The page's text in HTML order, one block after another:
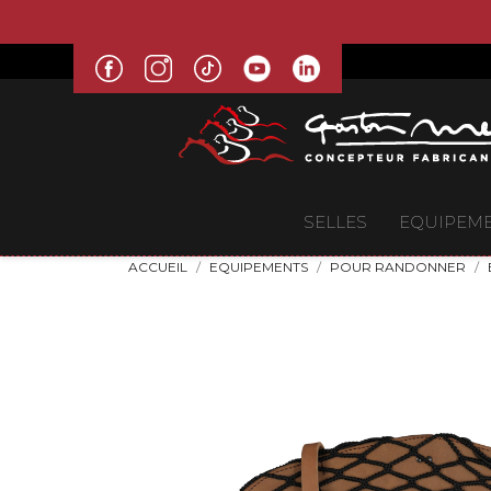
SELLES
ACCUEIL EQUIPEMENTS POUR RANDONNER